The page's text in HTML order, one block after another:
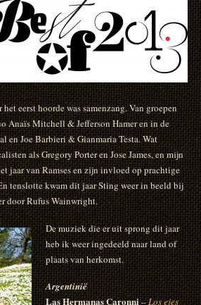
eerst hoorde was samenzang. Van groepen
Anaïs Mitchell & Jefferson Hamer en in de
en Joe Barbieri & Gianmaria Testa. Wat
als Gregory Porter en Jose James, en mijn
jaar van Ramses en zijn invloed op prachtige
tenslotte kwam dit jaar Sting weer in beeld bij
door Rufus Wainwright.
De muziek die er uit sprong dit jaar
heb ik weer ingedeeld naar land of
plaats van herkomst.
Argentinië
Las Hermanas Caronni–Los ejes